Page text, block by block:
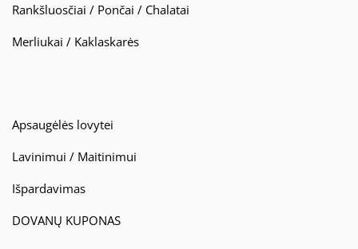
Rankšluosčiai / Pončai / Chalatai
Merliukai / Kaklaskarės
Apsaugėlės lovytei
Lavinimui / Maitinimui
Išpardavimas
DOVANŲ KUPONAS